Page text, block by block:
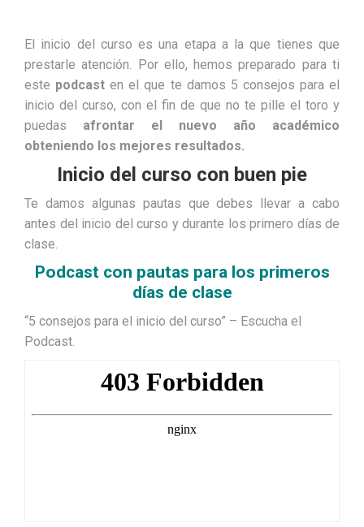
El inicio del curso es una etapa a la que tienes que
prestarle atención. Por ello, hemos preparado para ti
este podcast en el que te damos 5 consejos para el
inicio del curso, con el fin de que no te pille el toro y
puedas afrontar el nuevo año académico
obteniendo los mejores resultados.
Inicio del curso con buen pie
Te damos algunas pautas que debes llevar a cabo
antes del inicio del curso y durante los primero días de
clase.
Podcast con pautas para los primeros
días de clase
“5 consejos para el inicio del curso” – Escucha el
Podcast.